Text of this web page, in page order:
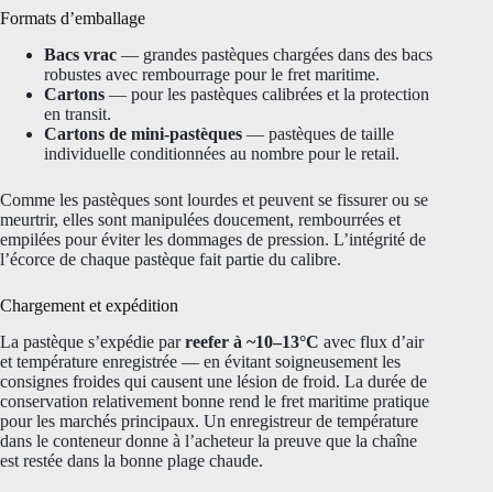
Formats d’emballage
Bacs vrac — grandes pastèques chargées dans des bacs
robustes avec rembourrage pour le fret maritime.
Cartons — pour les pastèques calibrées et la protection
en transit.
Cartons de mini-pastèques — pastèques de taille
individuelle conditionnées au nombre pour le retail.
Comme les pastèques sont lourdes et peuvent se fissurer ou se
meurtrir, elles sont manipulées doucement, rembourrées et
empilées pour éviter les dommages de pression. L’intégrité de
l’écorce de chaque pastèque fait partie du calibre.
Chargement et expédition
La pastèque s’expédie parreefer à ~10–13°C avec flux d’air
et température enregistrée — en évitant soigneusement les
consignes froides qui causent une lésion de froid. La durée de
conservation relativement bonne rend le fret maritime pratique
pour les marchés principaux. Un enregistreur de température
dans le conteneur donne à l’acheteur la preuve que la chaîne
est restée dans la bonne plage chaude.